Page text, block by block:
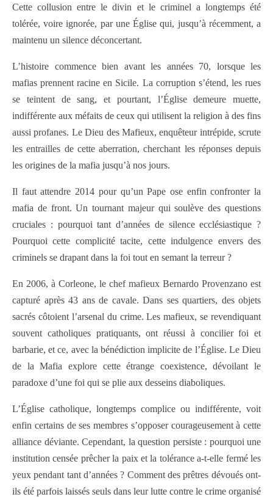
Cette collusion entre le divin et le criminel a longtemps été
tolérée, voire ignorée, par une Église qui, jusqu’à récemment, a
maintenu un silence déconcertant.
L’histoire commence bien avant les années 70, lorsque les
mafias prennent racine en Sicile. La corruption s’étend, les rues
se teintent de sang, et pourtant, l’Église demeure muette,
indifférente aux méfaits de ceux qui utilisent la religion à des fins
aussi profanes. Le Dieu des Mafieux, enquêteur intrépide, scrute
les entrailles de cette aberration, cherchant les réponses depuis
les origines de la mafia jusqu’à nos jours.
Il faut attendre 2014 pour qu’un Pape ose enfin confronter la
mafia de front. Un tournant majeur qui soulève des questions
cruciales : pourquoi tant d’années de silence ecclésiastique ?
Pourquoi cette complicité tacite, cette indulgence envers des
criminels se drapant dans la foi tout en semant la terreur ?
En 2006, à Corleone, le chef mafieux Bernardo Provenzano est
capturé après 43 ans de cavale. Dans ses quartiers, des objets
sacrés côtoient l’arsenal du crime. Les mafieux, se revendiquant
souvent catholiques pratiquants, ont réussi à concilier foi et
barbarie, et ce, avec la bénédiction implicite de l’Église. Le Dieu
de la Mafia explore cette étrange coexistence, dévoilant le
paradoxe d’une foi qui se plie aux desseins diaboliques.
L’Église catholique, longtemps complice ou indifférente, voit
enfin certains de ses membres s’opposer courageusement à cette
alliance déviante. Cependant, la question persiste : pourquoi une
institution censée prêcher la paix et la tolérance a-t-elle fermé les
yeux pendant tant d’années ? Comment des prêtres dévoués ont-
ils été parfois laissés seuls dans leur lutte contre le crime organisé